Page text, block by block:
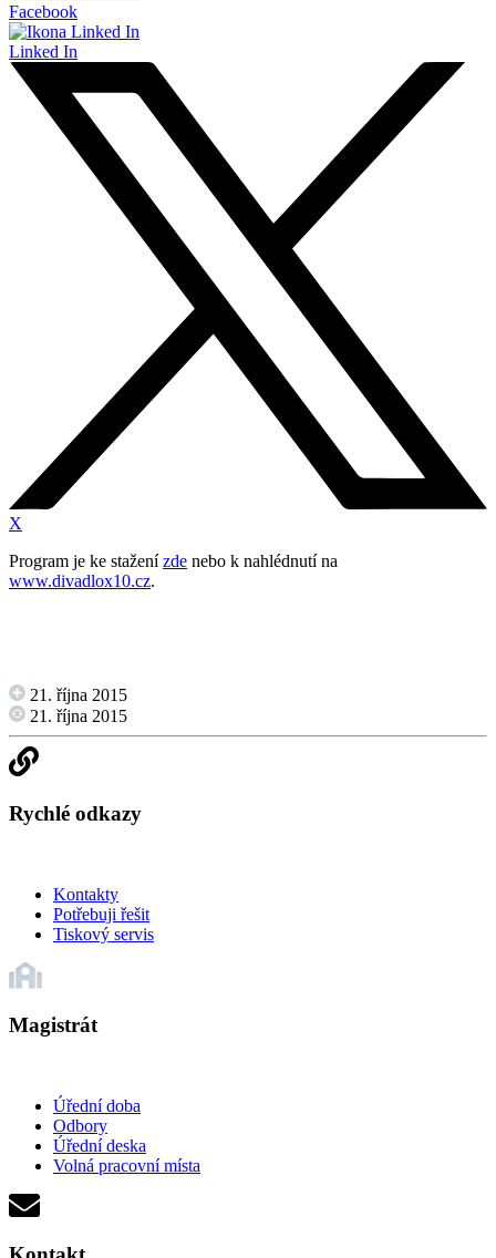
Facebook
Linked In
X
Program je ke staženízde nebo k nahlédnutí na
www.divadlox10.cz.
21. října 2015
21. října 2015
Rychlé odkazy
Kontakty
Potřebuji řešit
Tiskový servis
Magistrát
Úřední doba
Odbory
Úřední deska
Volná pracovní místa